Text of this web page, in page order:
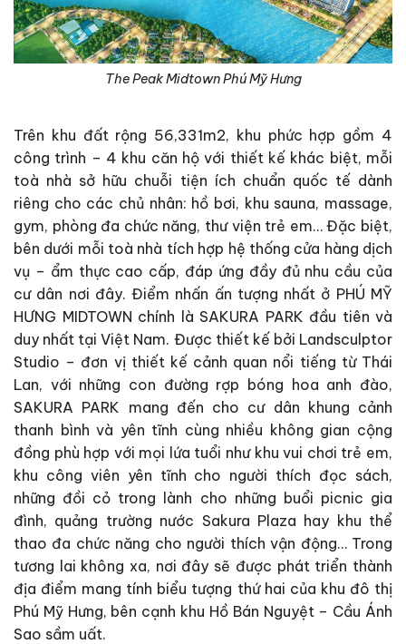
The Peak Midtown Phú Mỹ Hưng
Trên khu đất rộng 56,331m2, khu phức hợp gồm 4
công trình – 4 khu căn hộ với thiết kế khác biệt, mỗi
toà nhà sở hữu chuỗi tiện ích chuẩn quốc tế dành
riêng cho các chủ nhân: hồ bơi, khu sauna, massage,
gym, phòng đa chức năng, thư viện trẻ em… Đặc biệt,
bên dưới mỗi toà nhà tích hợp hệ thống cửa hàng dịch
vụ – ẩm thực cao cấp, đáp ứng đầy đủ nhu cầu của
cư dân nơi đây. Điểm nhấn ấn tượng nhất ở PHÚ MỸ
HƯNG MIDTOWN chính là SAKURA PARK đầu tiên và
duy nhất tại Việt Nam. Được thiết kế bởi Landsculptor
Studio – đơn vị thiết kế cảnh quan nổi tiếng từ Thái
Lan, với những con đường rợp bóng hoa anh đào,
SAKURA PARK mang đến cho cư dân khung cảnh
thanh bình và yên tĩnh cùng nhiều không gian cộng
đồng phù hợp với mọi lứa tuổi như khu vui chơi trẻ em,
khu công viên yên tĩnh cho người thích đọc sách,
những đồi cỏ trong lành cho những buổi picnic gia
đình, quảng trường nước Sakura Plaza hay khu thể
thao đa chức năng cho người thích vận động… Trong
tương lai không xa, nơi đây sẽ được phát triển thành
địa điểm mang tính biểu tượng thứ hai của khu đô thị
Phú Mỹ Hưng, bên cạnh khu Hồ Bán Nguyệt – Cầu Ánh
Sao sầm uất.